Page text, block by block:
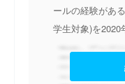
ールの経験があ
学生対象)を2020